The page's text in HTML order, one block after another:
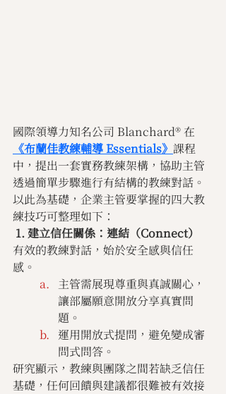
國際領導力知名公司 Blanchard® 在
《布蘭佳教練輔導 Essentials》 課程
中，提出一套實務教練架構，協助主管
透過簡單步驟進行有結構的教練對話。
以此為基礎，企業主管要掌握的四大教
練技巧可整理如下：
1. 建立信任關係：連結（Connect）
有效的教練對話，始於安全感與信任
感。
主管需展現尊重與真誠關心，
讓部屬願意開放分享真實問
題。
運用開放式提問，避免變成審
問式問答。
研究顯示，教練與團隊之間若缺乏信任
基礎，任何回饋與建議都很難被有效接